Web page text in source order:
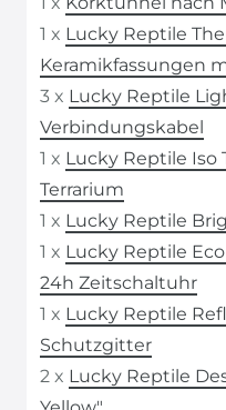
1 x Lucky Reptile
Keramikfassungen
3 x Lucky Reptile
Verbindungskabel
1 x Lucky Reptile Iso
Terrarium
1 x Lucky Reptile
1 x Lucky Reptile
24h Zeitschaltuhr
1 x Lucky Reptile
Schutzgitter
2 x Lucky Reptile